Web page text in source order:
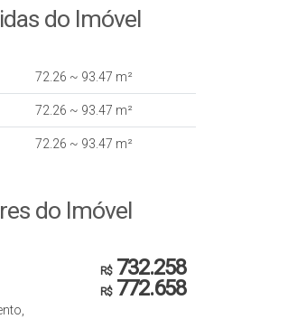
do Imóvel
72 .26 ~ 93 .47 m²
72 .26 ~ 93 .47 m²
72 .26 ~ 93 .47 m²
do Imóvel
R$732.258
R$772.658